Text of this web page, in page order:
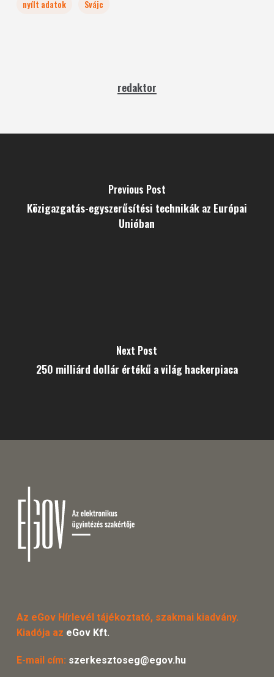
nyílt adatok
Svájc
redaktor
Previous Post
Közigazgatás-egyszerűsítési technikák az Európai
Unióban
Next Post
250 milliárd dollár értékű a világ hackerpiaca
Az eGov Hírlevél tájékoztató, szakmai kiadvány.
Kiadója az eGov Kft.
E-mail cím: szerkesztoseg@egov.hu